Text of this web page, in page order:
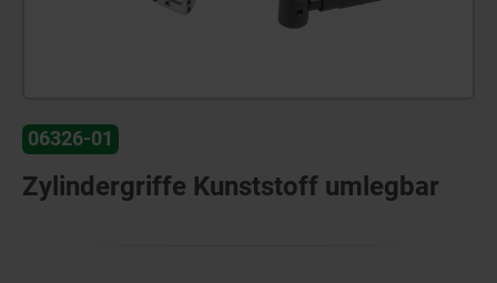
06326-01
Zylindergriffe Kunststoff umlegbar